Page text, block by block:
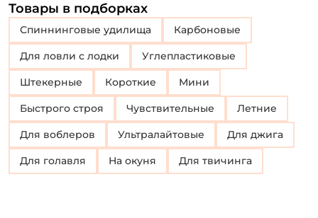
Товары в подборках
Спиннинговые удилища Карбоновые
Для ловли с лодки Углепластиковые
Штекерные Короткие Мини
Быстрого строя Чувствительные Летние
Для воблеров Ультралайтовые Для джига
Для голавля на окуня для твичинга